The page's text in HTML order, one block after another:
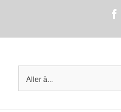
Aller à...